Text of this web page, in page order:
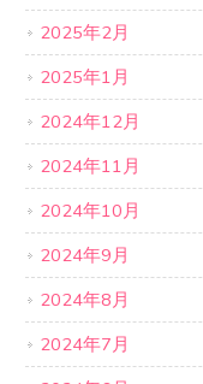
2025年2月
2025年1月
2024年12月
2024年11月
2024年10月
2024年9月
2024年8月
2024年7月